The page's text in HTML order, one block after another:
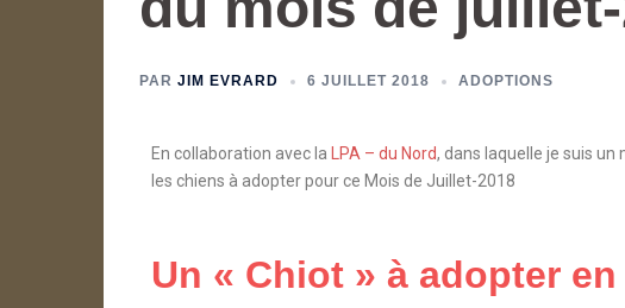
PAR JIM EVRARD 6 JUILLET 2018 ADOPTIONS
En collaboration avec la LPA – du Nord, dans laquelle je suis
les chiens à adopter pour ce Mois de Juillet-2018
Un « Chiot » à adopter